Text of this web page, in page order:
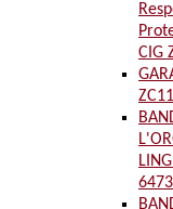
CIG